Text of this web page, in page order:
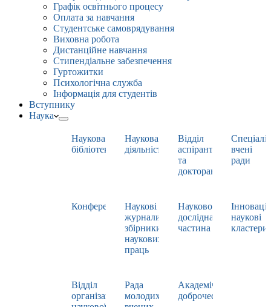
Графік освітнього процесу
Оплата за навчання
Студентське самоврядування
Виховна робота
Дистанційне навчання
Стипендіальне забезпечення
Гуртожитки
Психологічна служба
Інформація для студентів
Вступнику
Наука
Наукова
бібліотека
Наукова
діяльність
Відділ
аспірантури
та
докторантури
вчені
ради
Конференції
Наукові
журнали,
збірники
наукових
праць
Науково-
дослідна
частина
наукові
кластери
Відділ
організації
Рада
молодих
Академічна
доброчесність